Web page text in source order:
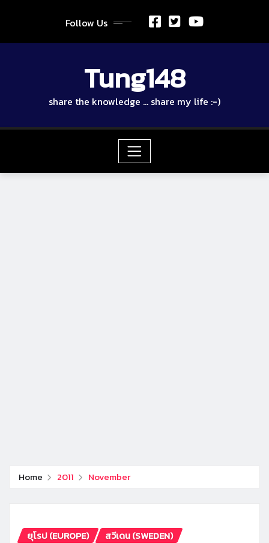
Follow Us
Tung148
share the knowledge … share my life :-)
Home 2011 November
ยุโรป (EUROPE) สวีเดน (SWEDEN)